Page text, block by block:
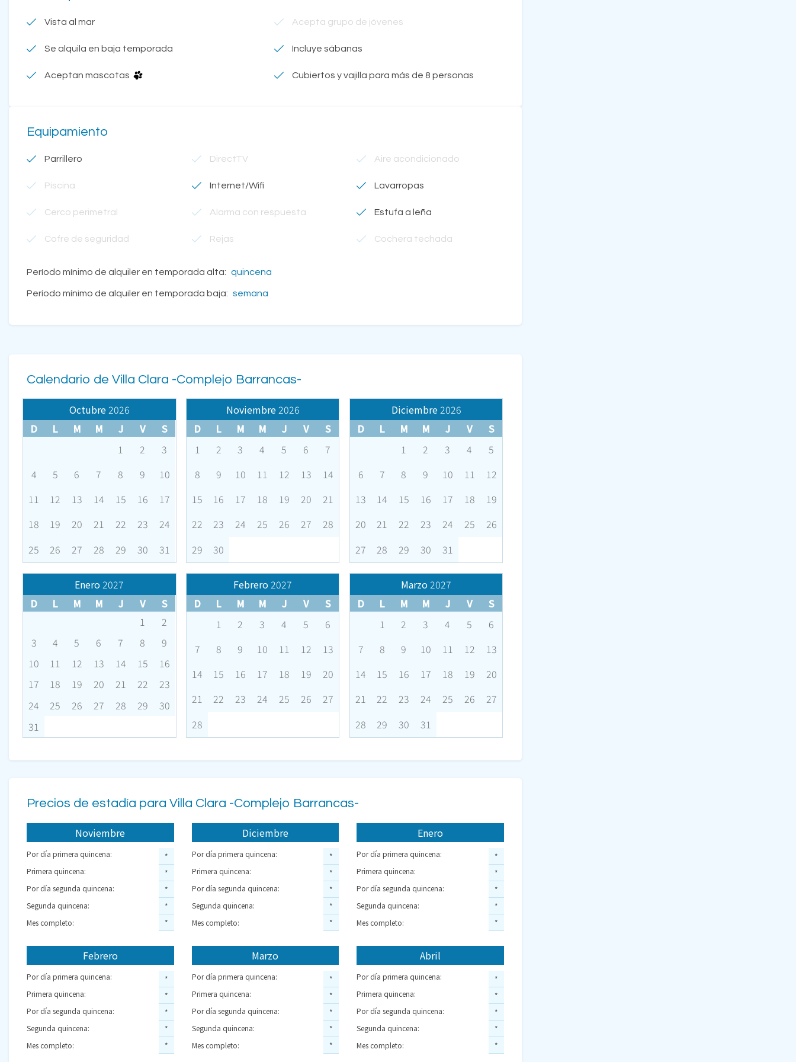
Vista al mar
Se alquila en baja temporada
Aceptan mascotas
Acepta grupo de jóvenes
Incluye sábanas
Cubiertos y vajilla para más de 8 personas
Equipamiento
Parrillero
Piscina
Cerco perimetral
Cofre de seguridad
DirectTV
Internet/Wifi
Alarma con respuesta
Rejas
Aire acondicionado
Lavarropas
Estufa a leña
Cochera techada
Período mínimo de alquiler en temporada alta: quincena
Período mínimo de alquiler en temporada baja: semana
Calendario de Villa Clara -Complejo Barrancas-
Octubre2026
D
L M M J V
S
1
2
3
4
5 6 7 8 9
10
11
12 13 14 15 16
17
18
19 20 21 22 23
24
25
26 27 28 29 30 31
Noviembre2026
D
L M M J V
S
1
2 3 4 5 6
7
8
9 10 11 12 13
14
15
16 17 18 19 20
21
22
23 24 25 26 27
28
29
30
Diciembre2026
D
L M M J V
S
1
2 3 4
5
6
7 8 9 10 11
12
13
14 15 16 17 18
19
20
21 22 23 24 25
26
27
28 29 30 31
Enero2027
D
L M M J V
S
1
2
3
4 5 6 7 8
9
10
11 12 13 14 15
16
17
18 19 20 21 22
23
24
25 26 27 28 29
30
31
Febrero2027
D
L M M J V
S
1
2 3 4 5
6
7
8 9 10 11 12
13
14
15 16 17 18 19
20
21
22 23 24 25 26
27
28
Marzo2027
D
L M M J V
S
1
2 3 4 5
6
7
8 9 10 11 12
13
14
15 16 17 18 19
20
21
22 23 24 25 26
27
28
29 30 31
Precios de estadía para Villa Clara -Complejo Barrancas-
Noviembre
Por día primera quincena:
Primera quincena:
Por día segunda quincena:
Segunda quincena:
Mes completo:
*
*
*
*
*
Diciembre
Por día primera quincena:
Primera quincena:
Por día segunda quincena:
Segunda quincena:
Mes completo:
*
*
*
*
*
Enero
Por día primera quincena:
Primera quincena:
Por día segunda quincena:
Segunda quincena:
Mes completo:
*
*
*
*
*
Febrero
Por día primera quincena:
Primera quincena:
Por día segunda quincena:
Segunda quincena:
Mes completo:
*
*
*
*
*
Marzo
Por día primera quincena:
Primera quincena:
Por día segunda quincena:
Segunda quincena:
Mes completo:
*
*
*
*
*
Abril
Por día primera quincena:
Primera quincena:
Por día segunda quincena:
Segunda quincena:
Mes completo:
*
*
*
*
*